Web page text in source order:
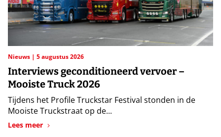
Nieuws 5 augustus 2026
Interviews geconditioneerd vervoer –
Mooiste Truck 2026
Tijdens het Profile Truckstar Festival stonden in de
Mooiste Truckstraat op de...
Lees meer